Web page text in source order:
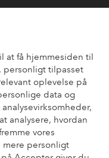
at få hjemmesiden til
personligt tilpasset
oplevelse på
data og
analysere, hvordan
vores
mere personligt
i vores FAQ.
du kontakter os.
Betalingsmåde